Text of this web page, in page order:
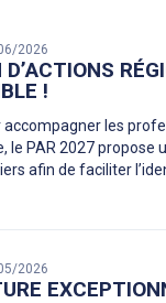
2026
D’ACTIONS
!
accompagner les
le PAR 2027
afin de faciliter
2026